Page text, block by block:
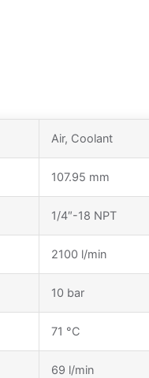
Air, Coolant
107.95 mm
1/4″-18 NPT
2100 l/min
10 bar
71 °C
69 l/min